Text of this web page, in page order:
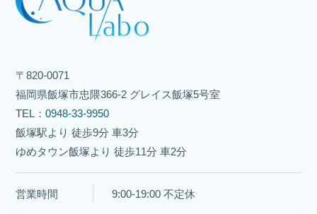
〒820-0071
福岡県飯塚市忠隈366-2 グレイス飯塚5号室
TEL：0948-33-9950
飯塚駅より 徒歩9分 車3分
ゆめタウン飯塚より 徒歩11分 車2分
営業時間 9:00-19:00 不定休